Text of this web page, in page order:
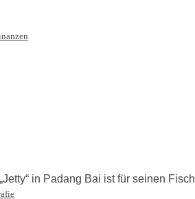
in Padang Bai ist für seinen